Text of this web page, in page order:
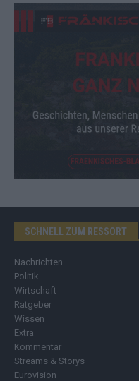
SCHNELL ZUM RESSORT
Nachrichten
Politik
Wirtschaft
Ratgeber
Wissen
Extra
Kommentar
Streams & Storys
Eurovision